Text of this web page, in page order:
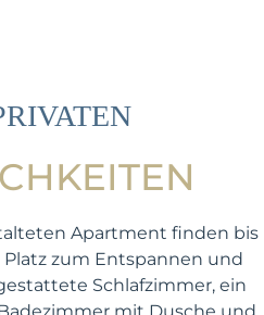
Apartment finden bis
zum Entspannen und
Schlafzimmer, ein